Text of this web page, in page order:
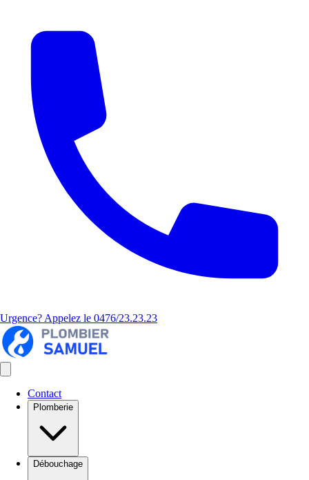
Urgence? Appelez le 0476/23.23.23
Contact
Plomberie
Débouchage